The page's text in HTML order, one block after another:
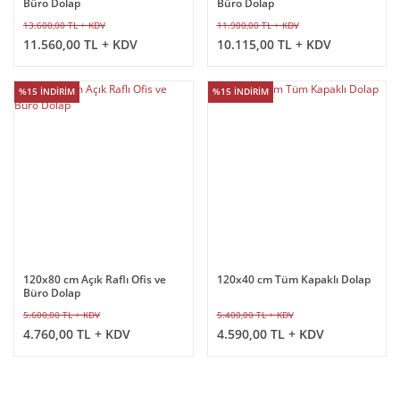
13.600,00 TL + KDV
11.560,00 TL + KDV
11.900,00 TL + KDV
10.115,00 TL + KDV
%15 İNDİRİM
120x80 cm Açık Raflı Ofis ve
Büro Dolap
5.600,00 TL + KDV
4.760,00 TL + KDV
%15 İNDİRİM
120x40 cm Tüm Kapaklı Dolap
5.400,00 TL + KDV
4.590,00 TL + KDV